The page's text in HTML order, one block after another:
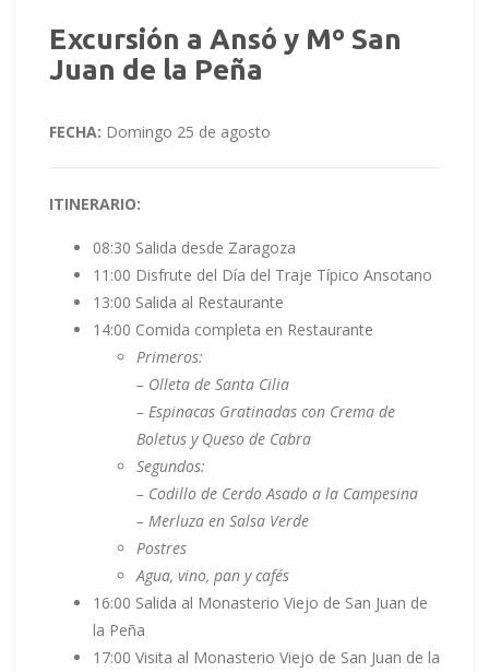
Excursión a Ansó y Mº San
Juan de la Peña
FECHA: Domingo 25 de agosto
ITINERARIO:
08:30 Salida desde Zaragoza
11:00 Disfrute del Día del Traje Típico Ansotano
13:00 Salida al Restaurante
14:00 Comida completa en Restaurante
Primeros:
– Olleta de Santa Cilia
– Espinacas Gratinadas con Crema de
Boletus y Queso de Cabra
Segundos:
– Codillo de Cerdo Asado a la Campesina
– Merluza en Salsa Verde
Postres
Agua, vino, pan y cafés
16:00 Salida al Monasterio Viejo de San Juan de
la Peña
17:00 Visita al Monasterio Viejo de San Juan de la